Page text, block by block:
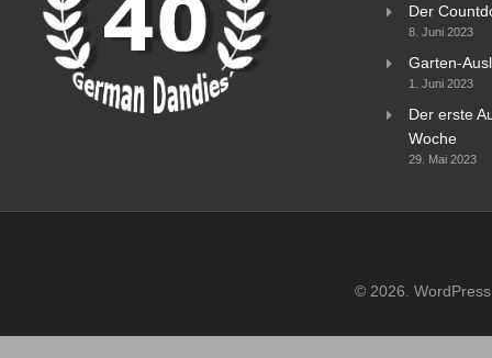
Der
8. Juni 2023
Garten-
1. Juni 2023
Der erste
Woche
29. Mai 2023
© 2026.